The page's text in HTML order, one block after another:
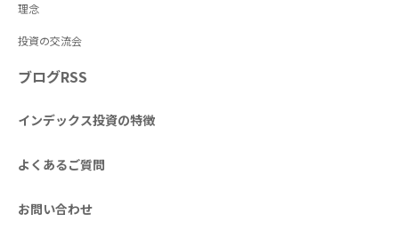
理念
投資の交流会
ブログRSS
インデックス投資の特徴
よくあるご質問
お問い合わせ